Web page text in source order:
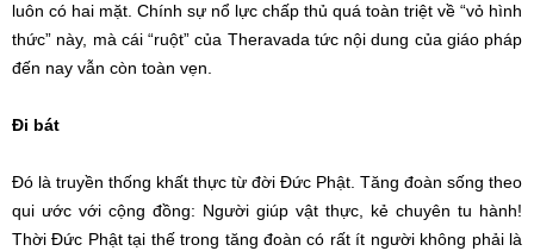
luôn có hai mặt. Chính sự nổ lực chấp thủ quá toàn triệt về “vỏ hình
thức” này, mà cái “ruột” của Theravada tức nội dung của giáo pháp
đến nay vẫn còn toàn vẹn.
Đi bát
Đó là truyền thống khất thực từ đời Đức Phật. Tăng đoàn sống theo
qui ước với cộng đồng: Người giúp vật thực, kẻ chuyên tu hành!
Thời Đức Phật tại thế trong tăng đoàn có rất ít người không phải là